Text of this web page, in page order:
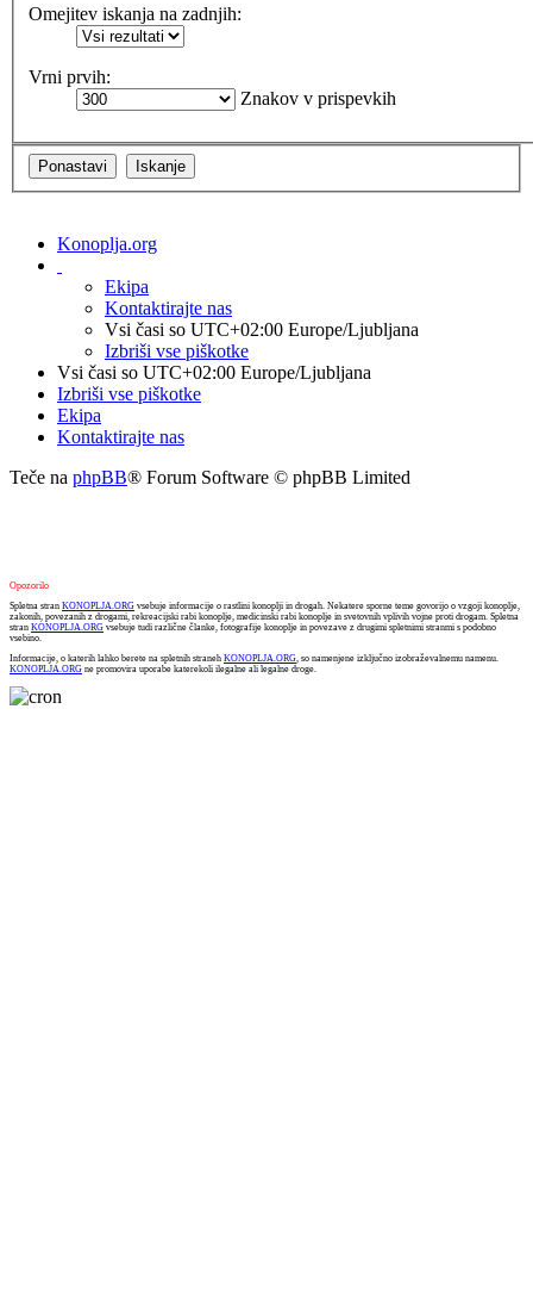
Omejitev iskanja na zadnjih:
Vrni prvih:
Znakov v prispevkih
Konoplja.org
Ekipa
Kontaktirajte nas
Vsi časi so UTC+02:00 Europe/Ljubljana
Izbriši vse piškotke
Vsi časi so UTC+02:00 Europe/Ljubljana
Izbriši vse piškotke
Ekipa
Kontaktirajte nas
Teče na phpBB® Forum Software © phpBB Limited
Opozorilo
Spletna stran KONOPLJA.ORG vsebuje informacije o rastlini konoplji in drogah. Nekatere sporne teme govorijo o vzgoji konoplje,
zakonih, povezanih z drogami, rekreacijski rabi konoplje, medicinski rabi konoplje in svetovnih vplivih vojne proti drogam. Spletna
stran KONOPLJA.ORG vsebuje tudi različne članke, fotografije konoplje in povezave z drugimi spletnimi stranmi s podobno
vsebino.
Informacije, o katerih lahko berete na spletnih straneh KONOPLJA.ORG, so namenjene izključno izobraževalnemu namenu.
KONOPLJA.ORG ne promovira uporabe katerekoli ilegalne ali legalne droge.